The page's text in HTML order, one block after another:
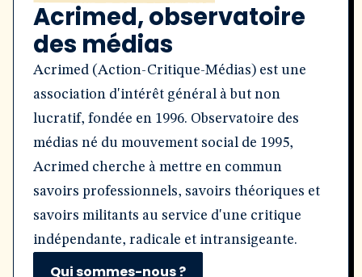
Acrimed, observatoire
des médias
Acrimed (Action-Critique-Médias) est une
association d'intérêt général à but non
lucratif, fondée en 1996. Observatoire des
médias né du mouvement social de 1995,
Acrimed cherche à mettre en commun
savoirs professionnels, savoirs théoriques et
savoirs militants au service d'une critique
indépendante, radicale et intransigeante.
Qui sommes-nous ?